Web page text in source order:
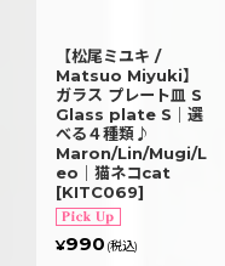
【松尾ミユキ /
Matsuo Miyuki】
ガラス プレート皿 S
Glass plate S｜選
べる４種類♪
Maron/Lin/Mugi/L
eo｜猫ネコcat
[KITC069]
¥990 (税込)